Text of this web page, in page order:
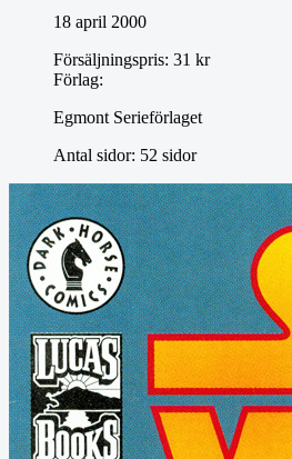
18 april 2000
Försäljningspris: 31 kr
Förlag:
Egmont Serieförlaget
Antal sidor: 52 sidor